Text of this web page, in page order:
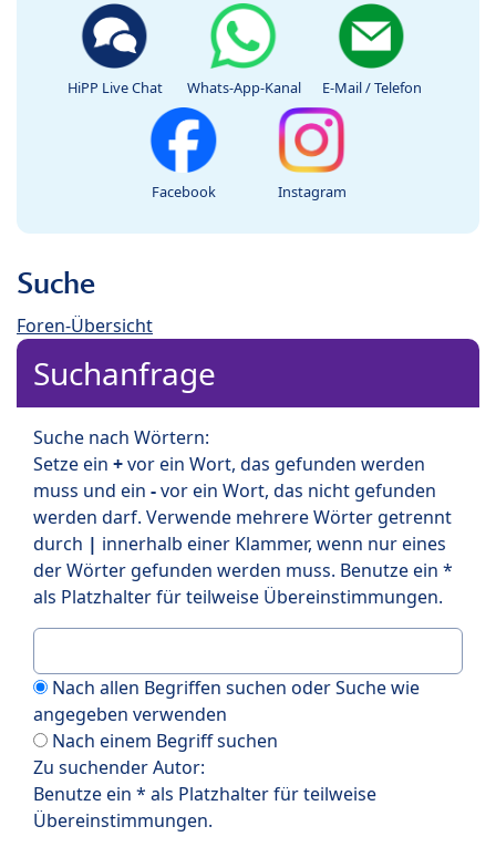
HiPP Live Chat Whats-App-Kanal E-Mail / Telefon
Facebook Instagram
Suche
Foren-Übersicht
Suchanfrage
Suche nach Wörtern:
Setze ein +vor ein Wort, das gefunden werden
muss und ein -vor ein Wort, das nicht gefunden
werden darf. Verwende mehrere Wörter getrennt
durch | innerhalb einer Klammer, wenn nur eines
der Wörter gefunden werden muss. Benutze ein *
als Platzhalter für teilweise Übereinstimmungen.
Nach allen Begriffen suchen oder Suche wie
angegeben verwenden
Nach einem Begriff suchen
Zu suchender Autor:
Benutze ein * als Platzhalter für teilweise
Übereinstimmungen.